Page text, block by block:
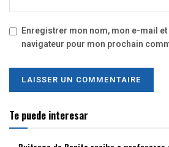
Enregistrer mon nom, mon e-mail
navigateur pour mon prochain
Te puede interesar